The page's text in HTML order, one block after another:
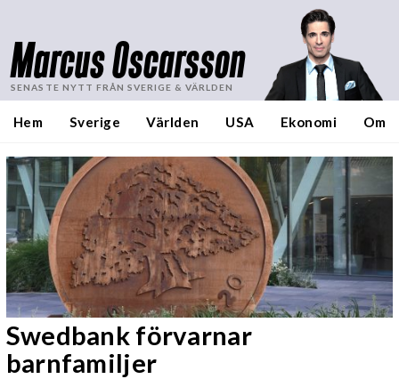
Marcus Oscarsson
SENASTE NYTT FRÅN SVERIGE & VÄRLDEN
Hem Sverige Världen USA Ekonomi Om
Swedbank förvarnar
barnfamiljer